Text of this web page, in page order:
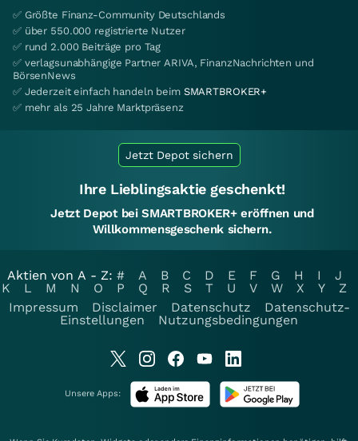
✅ Größte Finanz-Community Deutschlands
✅ über 550.000 registrierte Nutzer
✅ rund 2.000 Beiträge pro Tag
✅ verlagsunabhängige Partner ARIVA, FinanzNachrichten und
BörsenNews
✅ Jederzeit einfach handeln beim SMARTBROKER+
✅ mehr als 25 Jahre Marktpräsenz
Jetzt Depot sichern
Ihre Lieblingsaktie geschenkt!
Jetzt Depot bei SMARTBROKER+ eröffnen und
Willkommensgeschenk sichern.
Aktien von A - Z: # A B C D E F G H I
J
K
L M N O P Q R S T U V W X Y
Z
Impressum
Disclaimer Datenschutz
Datenschutz-
Einstellungen
Nutzungsbedingungen
Unsere Apps: